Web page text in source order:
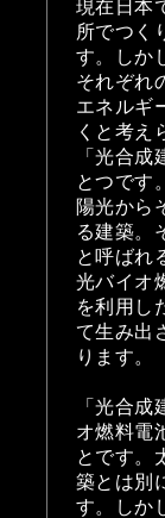
現在日本
所でつく
す。しか
それぞれ
エネルギ
くと考え
「光合
とつです
陽光から
る建築。
と呼ばれ
光バイオ
を利用し
て生み出
ります。
「光合
オ燃料電
とです。
築とは別
す。しか